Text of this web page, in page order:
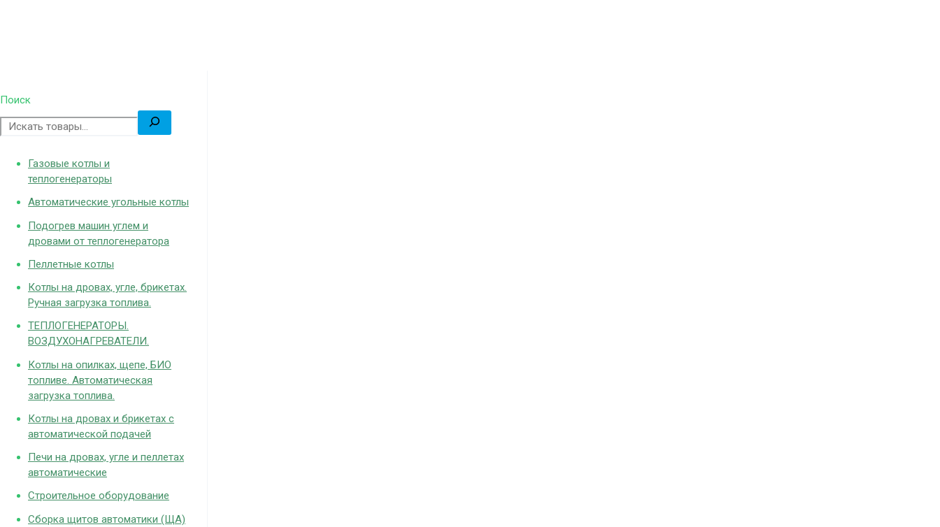
Поиск
Газовые котлы и
теплогенераторы
Автоматические угольные котлы
Подогрев машин углем и
дровами от теплогенератора
Пеллетные котлы
Котлы на дровах, угле, брикетах.
Ручная загрузка топлива.
ТЕПЛОГЕНЕРАТОРЫ.
ВОЗДУХОНАГРЕВАТЕЛИ.
Котлы на опилках, щепе, БИО
топливе. Автоматическая
загрузка топлива.
Котлы на дровах и брикетах с
автоматической подачей
Печи на дровах, угле и пеллетах
автоматические
Строительное оборудование
Сборка щитов автоматики (ЩА)